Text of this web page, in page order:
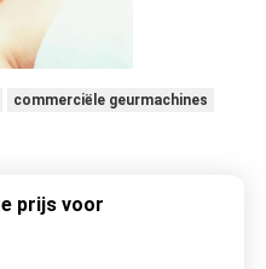
commerciële geurmachines
prijs voor